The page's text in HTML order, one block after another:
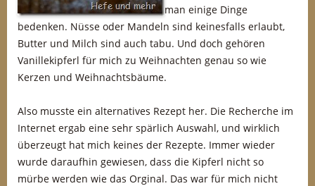
man einige Dinge
bedenken. Nüsse oder Mandeln sind keinesfalls erlaubt,
Butter und Milch sind auch tabu. Und doch gehören
Vanillekipferl für mich zu Weihnachten genau so wie
Kerzen und Weihnachtsbäume.
Also musste ein alternatives Rezept her. Die Recherche im
Internet ergab eine sehr spärlich Auswahl, und wirklich
überzeugt hat mich keines der Rezepte. Immer wieder
wurde daraufhin gewiesen, dass die Kipferl nicht so
mürbe werden wie das Orginal. Das war für mich nicht